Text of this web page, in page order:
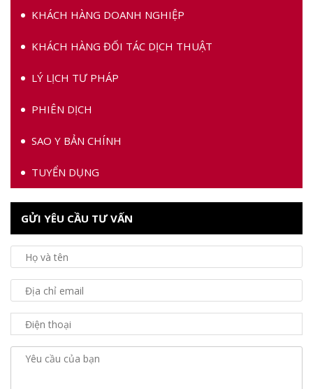
KHÁCH HÀNG DOANH NGHIỆP
KHÁCH HÀNG ĐỐI TÁC DỊCH THUẬT
LÝ LỊCH TƯ PHÁP
PHIÊN DỊCH
SAO Y BẢN CHÍNH
TUYỂN DỤNG
GỬI YÊU CẦU TƯ VẤN